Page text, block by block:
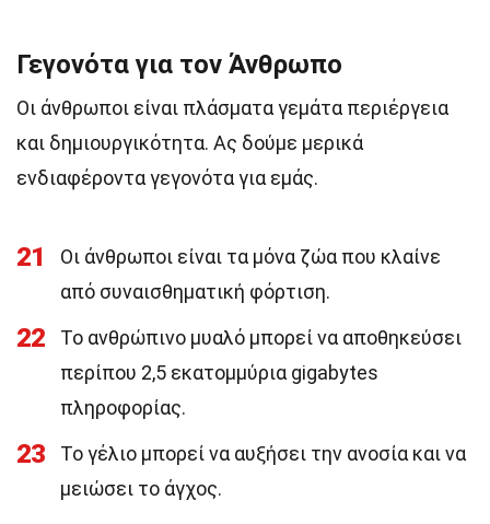
Γεγονότα για τον Άνθρωπο
Οι άνθρωποι είναι πλάσματα γεμάτα περιέργεια
και δημιουργικότητα. Ας δούμε μερικά
ενδιαφέροντα γεγονότα για εμάς.
21
Οι άνθρωποι είναι τα μόνα ζώα που κλαίνε
από συναισθηματική φόρτιση.
22
Το ανθρώπινο μυαλό μπορεί να αποθηκεύσει
περίπου 2,5 εκατομμύρια gigabytes
πληροφορίας.
23
Το γέλιο μπορεί να αυξήσει την ανοσία και να
μειώσει το άγχος.